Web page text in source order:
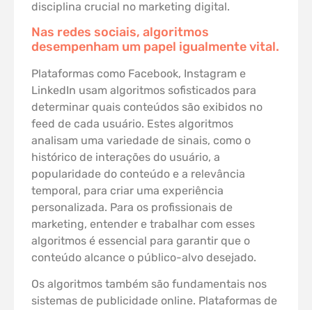
disciplina crucial no marketing digital.
Nas redes sociais, algoritmos
desempenham um papel igualmente vital.
Plataformas como Facebook, Instagram e
LinkedIn usam algoritmos sofisticados para
determinar quais conteúdos são exibidos no
feed de cada usuário. Estes algoritmos
analisam uma variedade de sinais, como o
histórico de interações do usuário, a
popularidade do conteúdo e a relevância
temporal, para criar uma experiência
personalizada. Para os profissionais de
marketing, entender e trabalhar com esses
algoritmos é essencial para garantir que o
conteúdo alcance o público-alvo desejado.
Os algoritmos também são fundamentais nos
sistemas de publicidade online. Plataformas de